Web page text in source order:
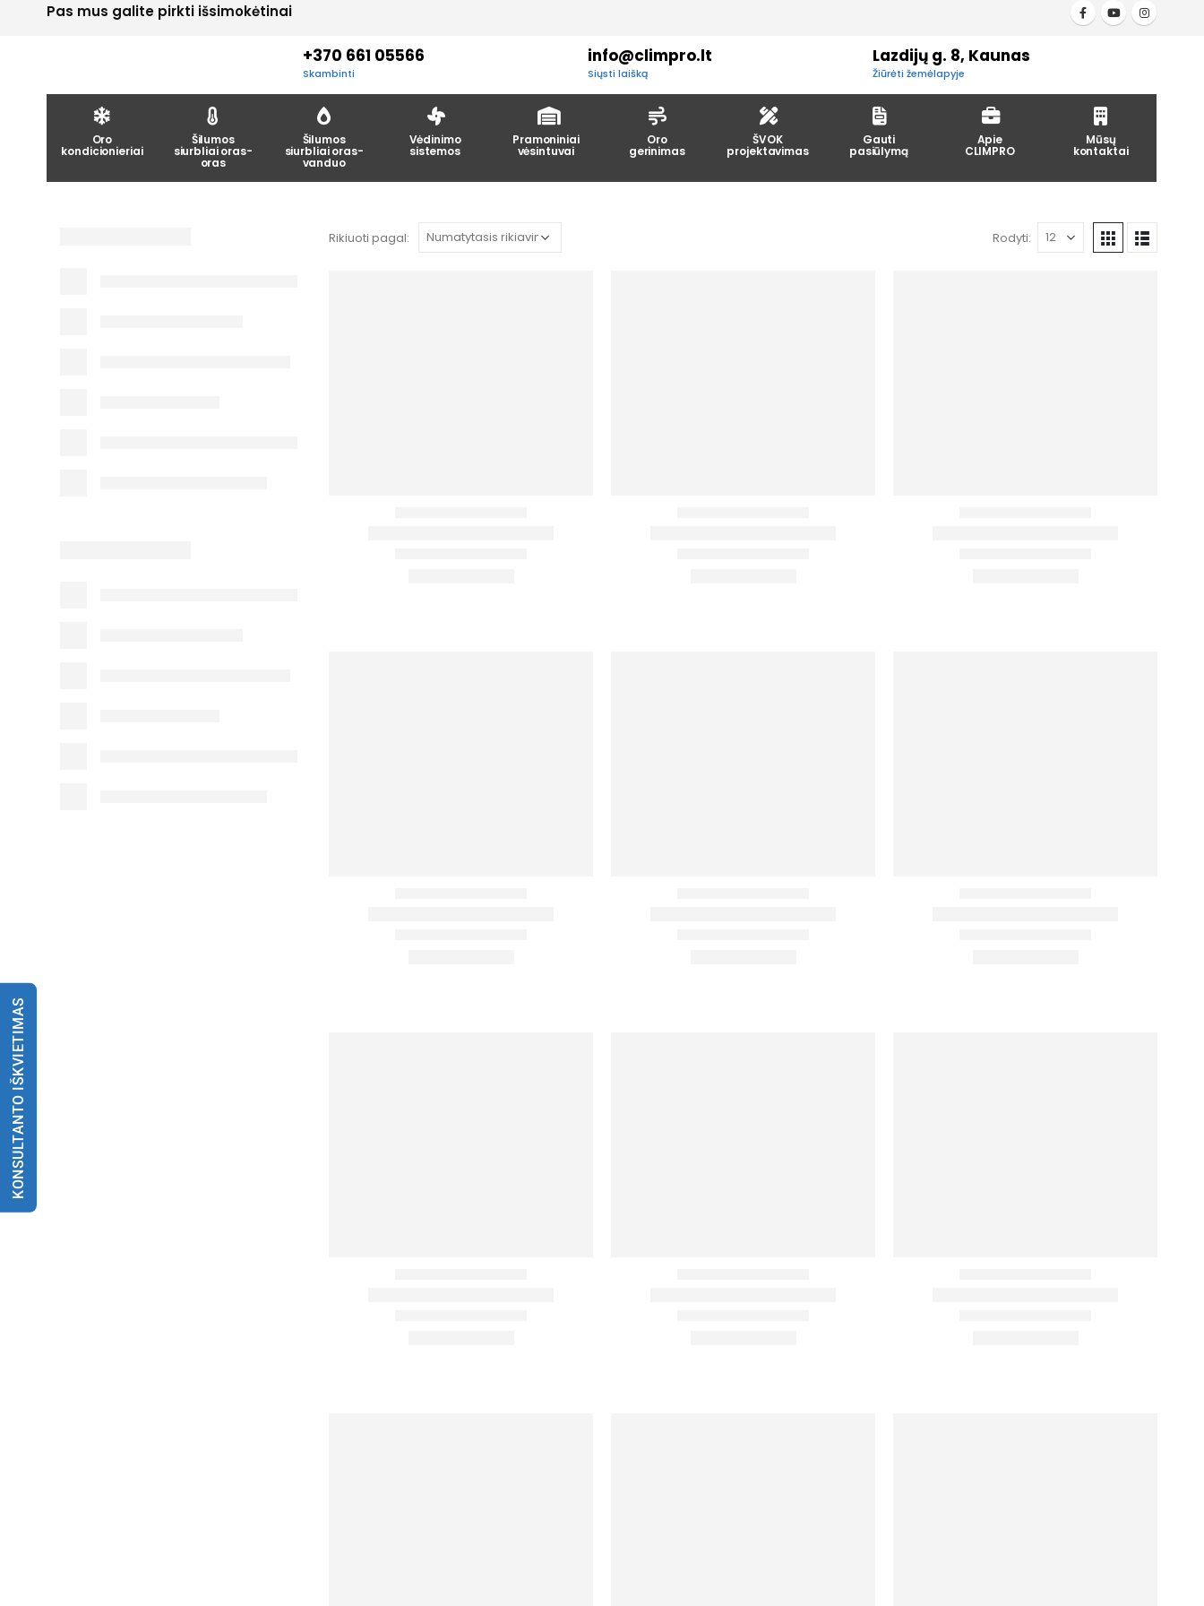
Pas mus galite pirkti išsimokėtinai
+370 661 05566
Skambinti
info@climpro.lt
Siųsti laišką
Lazdijų g. 8, Kaunas
Žiūrėti žemėlapyje
Oro
kondicionieriai
Šilumos
siurbliai oras-
oras
Šilumos
siurbliai oras-
vanduo
Vėdinimo
sistemos
Pramoniniai
vėsintuvai
Oro
gerinimas
ŠVOK
projektavimas
Gauti
pasiūlymą
Apie
CLIMPRO
Mūsų
kontaktai
Rikiuoti pagal: Rodyti:
KONSULTANTO IŠKVIETIMAS